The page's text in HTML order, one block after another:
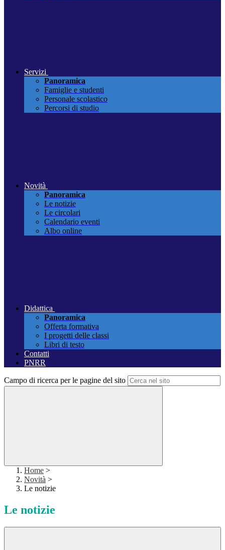
Servizi
Panoramica
Famiglie e studenti
Personale scolastico
Percorsi di studio
Novità
Panoramica
Le notizie
Le circolari
Calendario eventi
Albo online
Didattica
Panoramica
Offerta formativa
I progetti delle classi
Libri di testo
Contatti
PNRR
Campo di ricerca per le pagine del sito
Home >
Novità >
Le notizie
Le notizie